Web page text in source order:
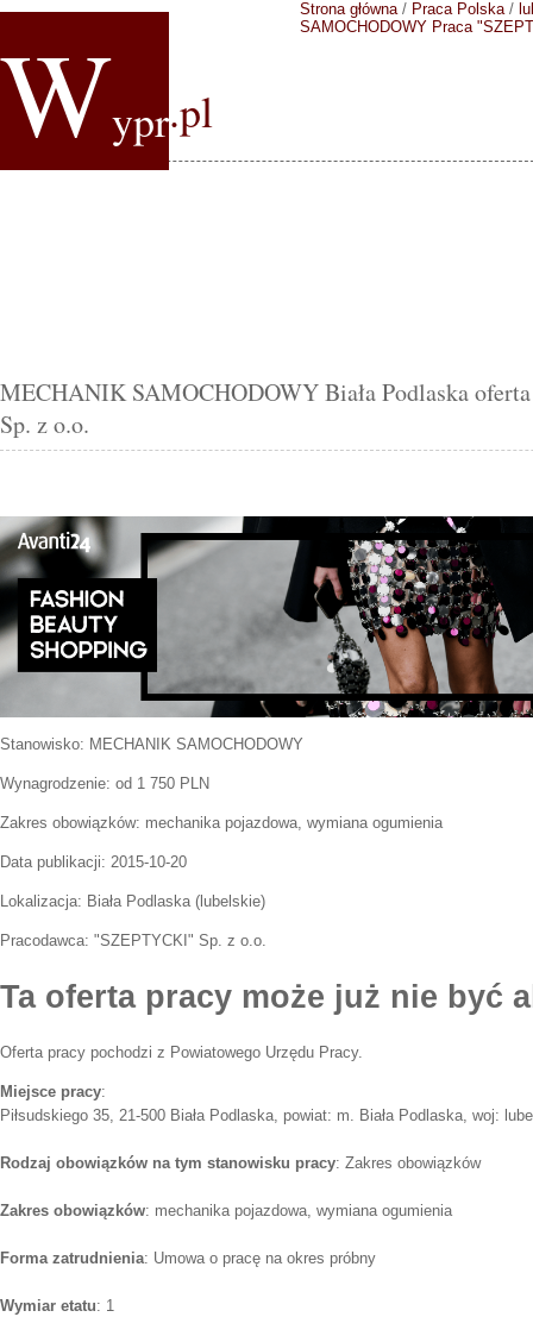
Wypr.pl
Strona główna/ Praca Polska/
SAMOCHODOWY Praca
MECHANIK SAMOCHODOWY Biała Podlaska
Sp. z o.o.
Stanowisko: MECHANIK SAMOCHODOWY
Wynagrodzenie: od 1 750 PLN
Zakres obowiązków: mechanika pojazdowa, wymiana ogumienia
Data publikacji: 2015-10-20
Lokalizacja: Biała Podlaska( lubelskie)
Pracodawca: "SZEPTYCKI" Sp. z o.o.
Ta oferta pracy może już nie być
Oferta pracy pochodzi z Powiatowego Urzędu Pracy.
Miejsce pracy:
Piłsudskiego 35, 21-500 Biała Podlaska, powiat: m. Biała Podlaska, woj:
Rodzaj obowiązków na tym stanowisku pracy: Zakres obowiązków
Zakres obowiązków: mechanika pojazdowa, wymiana ogumienia
Forma zatrudnienia: Umowa o pracę na okres próbny
Wymiar etatu: 1